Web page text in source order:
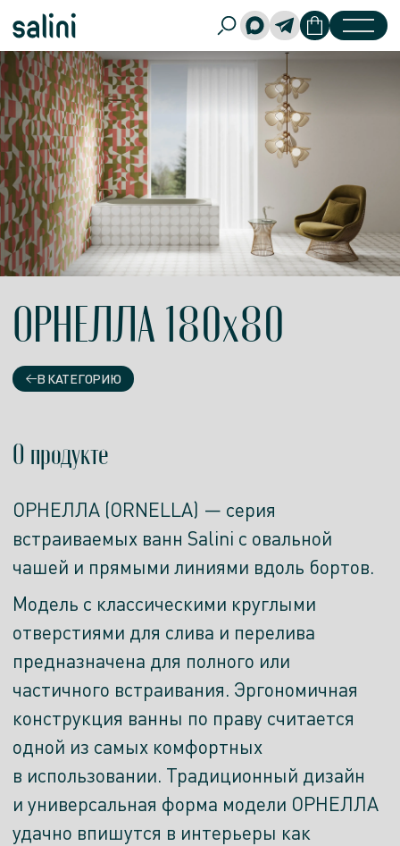
ОРНЕЛЛА 180x80
В КАТЕГОРИЮ
О продукте
ОРНЕЛЛА (ORNELLA) — серия
встраиваемых ванн Salini с овальной
чашей и прямыми линиями вдоль бортов.
Модель с классическими круглыми
отверстиями для слива и перелива
предназначена для полного или
частичного встраивания. Эргономичная
конструкция ванны по праву считается
одной из самых комфортных
в использовании. Традиционный дизайн
и универсальная форма модели ОРНЕЛЛА
удачно впишутся в интерьеры как